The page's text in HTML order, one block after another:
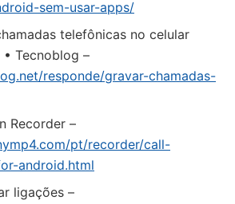
sem-usar-apps/
telefônicas no celular
Tecnoblog –
responde/gravar-chamadas-
Recorder –
pt/recorder/call-
android.html
ligações –